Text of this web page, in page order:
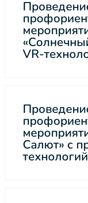
VR-
Салют» с
технологий